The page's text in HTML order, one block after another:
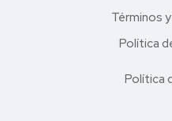
Términos
Política
Política